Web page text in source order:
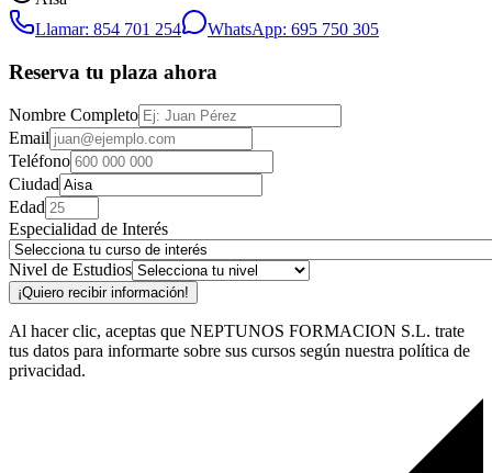
Llamar: 854 701 254
WhatsApp: 695 750 305
Reserva tu plaza ahora
Nombre Completo
Email
Teléfono
Ciudad
Edad
Especialidad de Interés
Nivel de Estudios
¡Quiero recibir información!
Al hacer clic, aceptas que NEPTUNOS FORMACION S.L. trate
tus datos para informarte sobre sus cursos según nuestra política de
privacidad.